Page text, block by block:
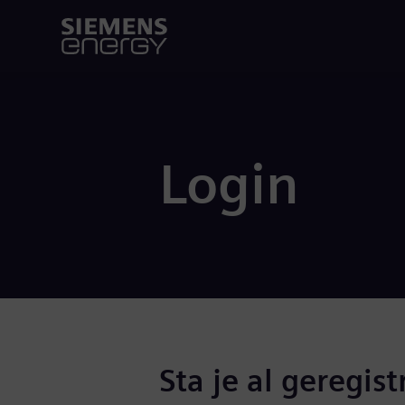
Login
Sta je al